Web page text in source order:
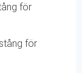
för
för